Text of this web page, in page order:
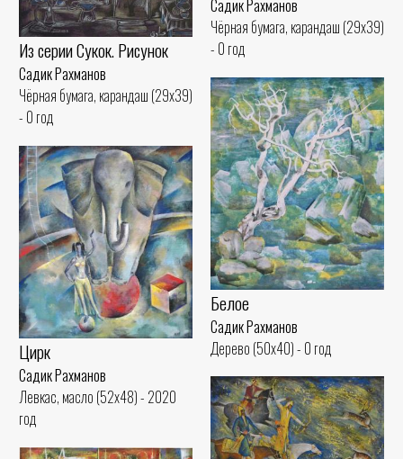
Садик Рахманов
Чёрная бумага, карандаш (29x39)
- 0 год
Из серии Сукок. Рисунок
Садик Рахманов
Чёрная бумага, карандаш (29x39)
- 0 год
Белое
Садик Рахманов
Дерево (50x40) - 0 год
Цирк
Садик Рахманов
Левкас, масло (52x48) - 2020
год